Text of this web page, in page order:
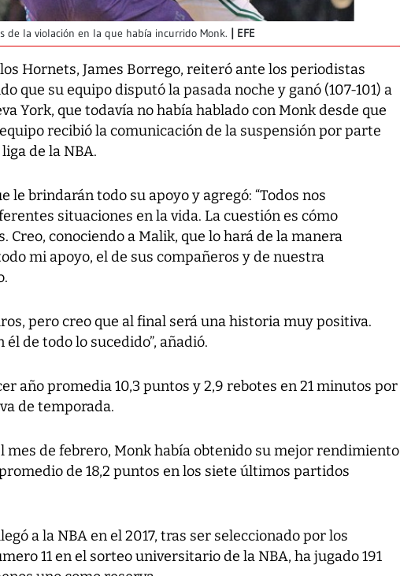
de la violación en la que había incurrido Monk. EFE
Hornets, James Borrego, reiteró ante los periodistas
que su equipo disputó la pasada noche y ganó (107-101) a
York, que todavía no había hablado con Monk desde que
recibió la comunicación de la suspensión por parte
de la NBA.
le brindarán todo su apoyo y agregó: “Todos nos
situaciones en la vida. La cuestión es cómo
Creo, conociendo a Malik, que lo hará de la manera
mi apoyo, el de sus compañeros y de nuestra
pero creo que al final será una historia muy positiva.
de todo lo sucedido”, añadió.
año promedia 10,3 puntos y 2,9 rebotes en 21 minutos por
de temporada.
mes de febrero, Monk había obtenido su mejor rendimiento
de 18,2 puntos en los siete últimos partidos
a la NBA en el 2017, tras ser seleccionado por los
11 en el sorteo universitario de la NBA, ha jugado 191